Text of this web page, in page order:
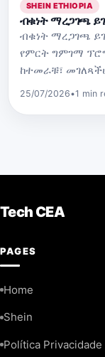
SHEIN ETHIOPIA
ብቁነት ማረጋገጫ
ብቁነት ማረጋገጫ
የምርት ግምገማ
ከተመራቹ፣
25/07/2026•1 min
Tech CEA
PAGES
Home
Shein
Política Privacidade